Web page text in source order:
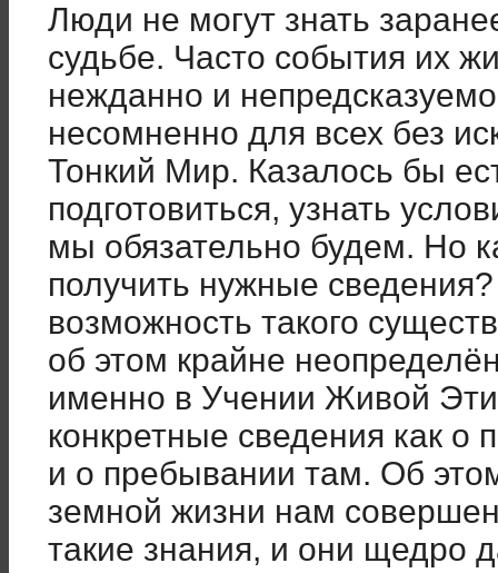
Люди не могут знать
судьбе. Часто события их
нежданно и
несомненно для всех без
Тонкий Мир. Казалось бы
подготовиться, узнать
мы обязательно будем. Но
получить нужные
возможность такого
об этом крайне
именно в Учении Живой
конкретные сведения как о
и о пребывании там. Об
земной жизни нам
такие знания, и они щедро